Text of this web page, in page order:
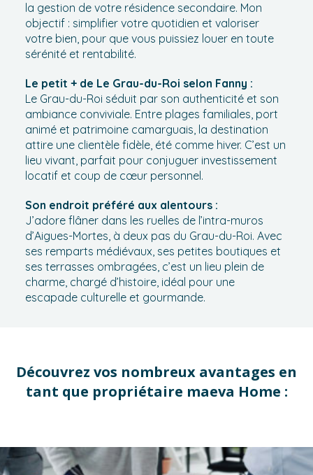
la gestion de votre résidence secondaire. Mon
objectif : simplifier votre quotidien et valoriser
votre bien, pour que vous puissiez louer en toute
sérénité et rentabilité.
Le petit + de Le Grau-du-Roi selon Fanny :
Le Grau-du-Roi séduit par son authenticité et son
ambiance conviviale. Entre plages familiales, port
animé et patrimoine camarguais, la destination
attire une clientèle fidèle, été comme hiver. C’est un
lieu vivant, parfait pour conjuguer investissement
locatif et coup de cœur personnel.
Son endroit préféré aux alentours :
J’adore flâner dans les ruelles de l’intra-muros
d’Aigues-Mortes, à deux pas du Grau-du-Roi. Avec
ses remparts médiévaux, ses petites boutiques et
ses terrasses ombragées, c’est un lieu plein de
charme, chargé d’histoire, idéal pour une
escapade culturelle et gourmande.
Découvrez vos nombreux avantages en
tant que propriétaire maeva Home :